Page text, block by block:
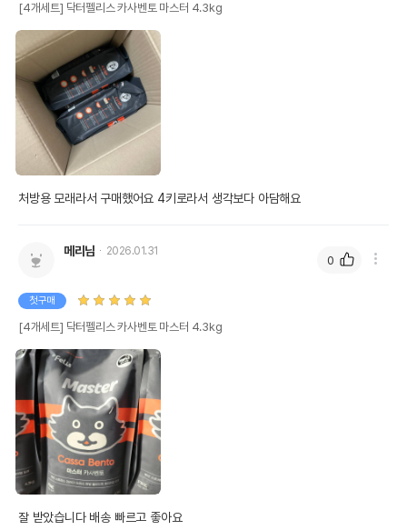
[4개세트] 닥터펠리스 카사벤토 마스터 4.3kg
처방용 모래라서 구매했어요 4키로라서 생각보다 아담해요
메리님 2026.01.31
첫구매
[4개세트] 닥터펠리스 카사벤토 마스터 4.3kg
잘 받았습니다 배송 빠르고 좋아요
0